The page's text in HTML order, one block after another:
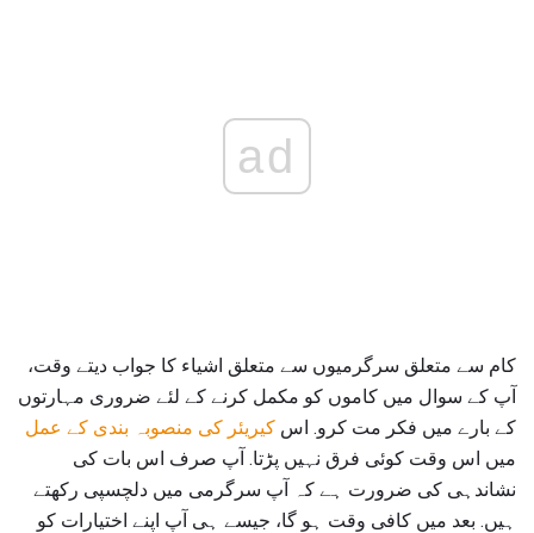
ad
کام سے متعلق سرگرمیوں سے متعلق اشیاء کا جواب دیتے وقت،
آپ کے سوال میں کاموں کو مکمل کرنے کے لئے ضروری مہارتوں
کے بارے میں فکر مت کرو. اس کیریئر کی منصوبہ بندی کے عمل
میں اس وقت کوئی فرق نہیں پڑتا. آپ صرف اس بات کی
نشاندہی کی ضرورت ہے کہ آپ سرگرمی میں دلچسپی رکھتے
ہیں. بعد میں کافی وقت ہو گا، جیسے ہی آپ اپنے اختیارات کو